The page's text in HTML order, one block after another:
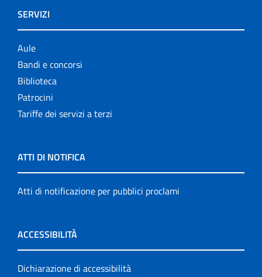
SERVIZI
Aule
Bandi e concorsi
Biblioteca
Patrocini
Tariffe dei servizi a terzi
ATTI DI NOTIFICA
Atti di notificazione per pubblici proclami
ACCESSIBILITÀ
Dichiarazione di accessibilità